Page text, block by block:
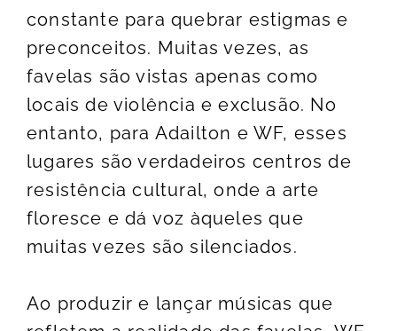
constante para quebrar estigmas e
preconceitos. Muitas vezes, as
favelas são vistas apenas como
locais de violência e exclusão. No
entanto, para Adailton e WF, esses
lugares são verdadeiros centros de
resistência cultural, onde a arte
floresce e dá voz àqueles que
muitas vezes são silenciados.
Ao produzir e lançar músicas que